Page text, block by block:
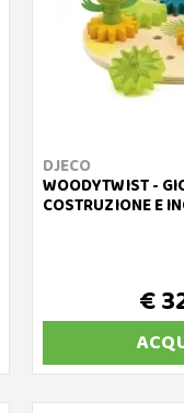
DJECO
WOODYTWIST -
COSTRUZIONE E
€